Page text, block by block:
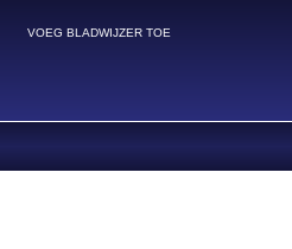
VOEG BLADWIJZER TOE